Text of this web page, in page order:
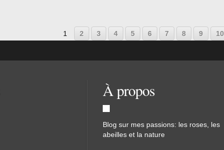
1 2 3 4 5 6 7 8 9 10
À propos
Blog sur mes passions: les roses, les
abeilles et la nature